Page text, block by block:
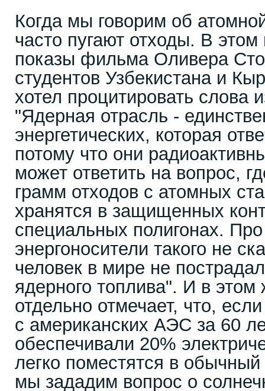
Когда мы говорим об
часто пугают отходы. В
показы фильма Оливера
студентов Узбекистана и
хотел процитировать слова
"Ядерная отрасль -
энергетических, которая
потому что они
может ответить на вопрос,
грамм отходов с атомных
хранятся в защищенных
специальных полигонах.
энергоносители такого не
человек в мире не
ядерного топлива". И в
отдельно отмечает, что,
с американских АЭС за 60
обеспечивали 20%
легко поместятся в
мы зададим вопрос о